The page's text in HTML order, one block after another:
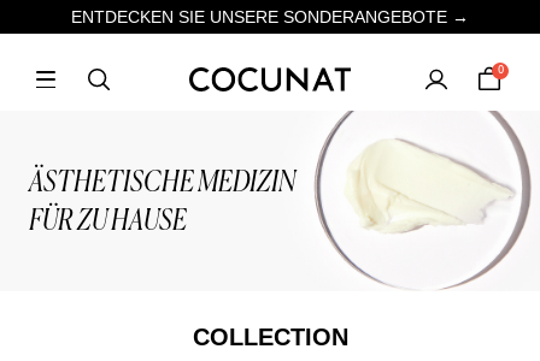
ENTDECKEN SIE UNSERE SONDERANGEBOTE →
0
ÄSTHETISCHE MEDIZIN
FÜR ZU HAUSE
COLLECTION